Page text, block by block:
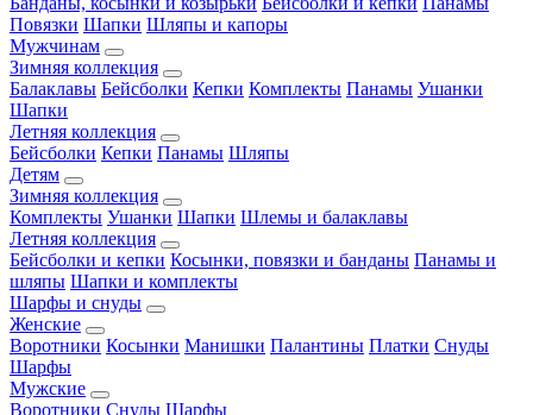
Повязки Шапки Шляпы и капоры
Мужчинам
Зимняя коллекция
Балаклавы Бейсболки Кепки Комплекты Панамы Ушанки
Шапки
Летняя коллекция
Бейсболки Кепки Панамы Шляпы
Детям
Зимняя коллекция
Комплекты Ушанки Шапки Шлемы и балаклавы
Летняя коллекция
Бейсболки и кепки Косынки, повязки и банданы Панамы и
шляпы Шапки и комплекты
Шарфы и снуды
Женские
Воротники Косынки Манишки Палантины Платки Снуды
Шарфы
Мужские
Воротники Снуды Шарфы